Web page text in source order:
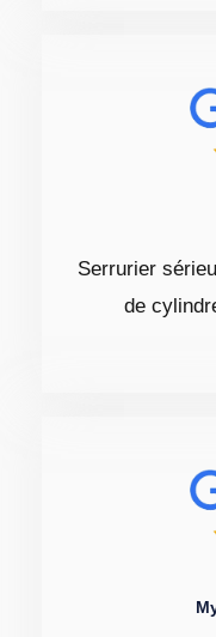
Serrurier
de